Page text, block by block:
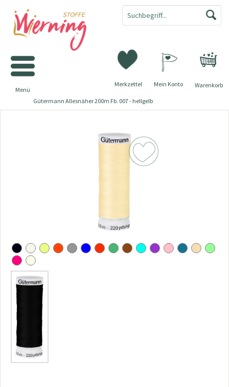
Warenkorb
Merkzettel Mein Konto
Menü
Gütermann Allesnäher 200m Fb. 007 - hellgelb